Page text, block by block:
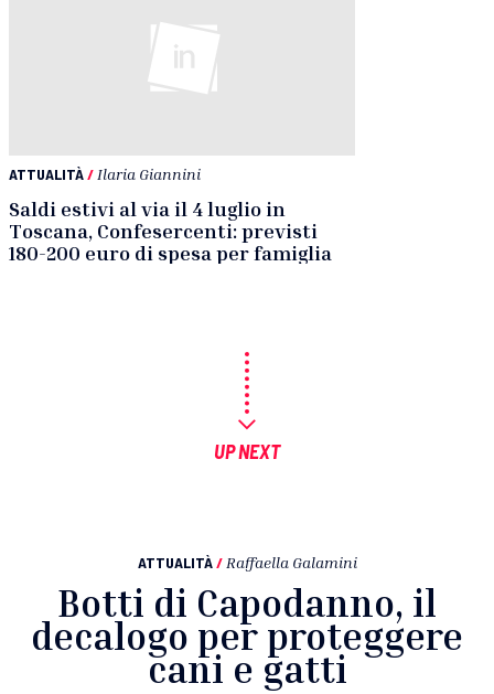
ATTUALITÀ/ Ilaria Giannini
Saldi estivi al via il 4 luglio in
Toscana, Confesercenti: previsti
180-200 euro di spesa per famiglia
UP NEXT
ATTUALITÀ / Raffaella Galamini
Botti di Capodanno, il
decalogo per proteggere
cani e gatti